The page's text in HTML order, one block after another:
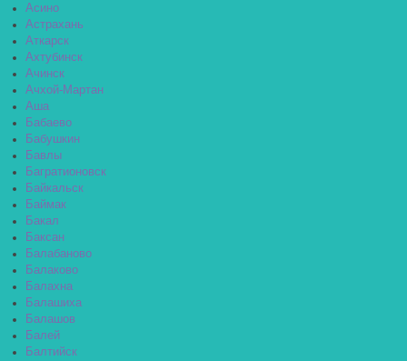
Асино
Астрахань
Аткарск
Ахтубинск
Ачинск
Ачхой-Мартан
Аша
Бабаево
Бабушкин
Бавлы
Багратионовск
Байкальск
Баймак
Бакал
Баксан
Балабаново
Балаково
Балахна
Балашиха
Балашов
Балей
Балтийск